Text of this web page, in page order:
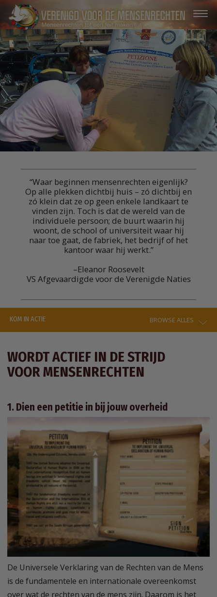
“Waar beginnen mensenrechten eigenlijk?
Op alle plekken dichtbij huis – zó dichtbij en
zó klein dat ze op geen enkele landkaart te
vinden zijn. Toch is dat de wereld van de
individuele persoon; de buurt waarin hij
woont, de school of universiteit waar hij
naar toe gaat, de fabriek, het bedrijf of het
kantoor waar hij werkt.”
–Eleanor Roosevelt
VS Afgevaardigde voor de Verenigde Naties
KOM IN ACTIE BROWSE ALLES
WORDT ACTIEF IN DE STRIJD
VOOR MENSENRECHTEN
1. Dien een petitie in bij jouw overheid
De Universele Verklaring van de Rechten van de Mens
is de fundamentele en internationale overeenkomst
over wat de rechten van de mens zijn. Daarom is het